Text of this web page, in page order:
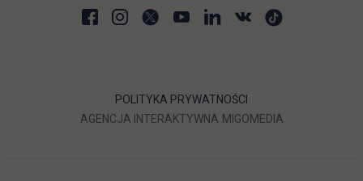
POLITYKA PRYWATNOŚCI
AGENCJA INTERAKTYWNA LINK OTWIERA SIĘ W
MIGOMEDIA